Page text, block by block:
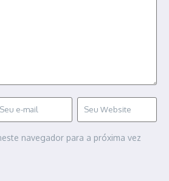
navegador para a próxima vez